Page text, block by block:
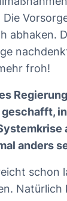
abhaken.
froh!
geschafft,
anders
schon